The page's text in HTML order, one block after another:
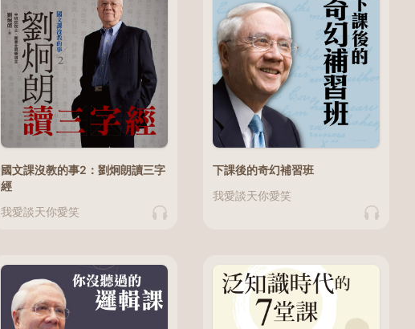
國文課沒教的事2：劉炯朗讀三字
經
我愛談天你愛笑
下課後的奇幻補習班
我愛談天你愛笑